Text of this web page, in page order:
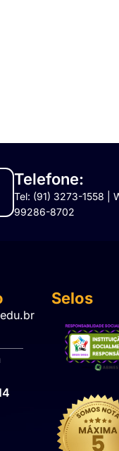
Telefone:
Tel: (91) 3273-1558 |
99286-8702
Selos